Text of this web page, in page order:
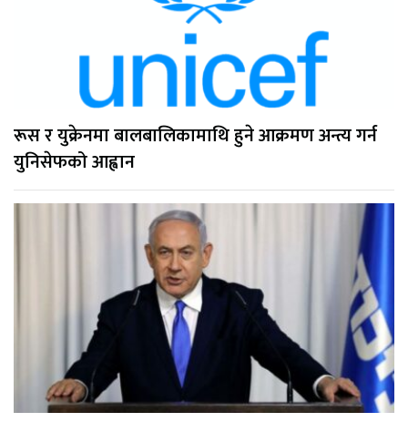
रूस र युक्रेनमा बालबालिकामाथि हुने आक्रमण अन्त्य गर्न
युनिसेफको आह्वान